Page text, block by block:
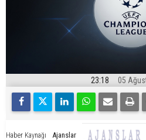
23:18 05
Haber Kaynağı Ajanslar